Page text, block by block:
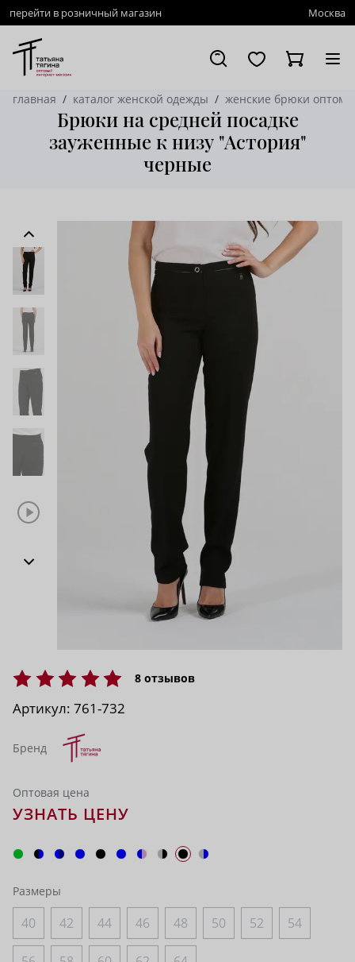
перейти в розничный магазин Москва
главная каталог женской одежды женские брюки оптом
Брюки на средней посадке
зауженные к низу "Астория"
черные
8 отзывов
Артикул: 761-732
Бренд
Оптовая цена
УЗНАТЬ ЦЕНУ
Размеры
40 42 44 46 48 50 52 54